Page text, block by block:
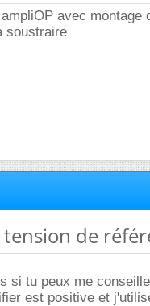
avec montage
soustraire
de
si tu peux me
est positive et